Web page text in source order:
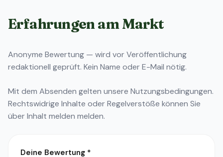
Erfahrungen am Markt
Anonyme Bewertung — wird vor Veröffentlichung
redaktionell geprüft. Kein Name oder E-Mail nötig.
Mit dem Absenden gelten unsere Nutzungsbedingungen.
Rechtswidrige Inhalte oder Regelverstöße können Sie
überInhalt melden melden.
Deine Bewertung *